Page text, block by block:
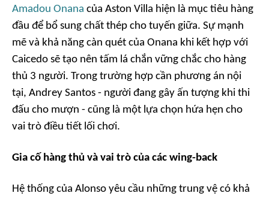
Amadou Onana của Aston Villa hiện là mục tiêu hàng
đầu để bổ sung chất thép cho tuyến giữa. Sự mạnh
mẽ và khả năng càn quét của Onana khi kết hợp với
Caicedo sẽ tạo nên tấm lá chắn vững chắc cho hàng
thủ 3 người. Trong trường hợp cần phương án nội
tại, Andrey Santos - người đang gây ấn tượng khi thi
đấu cho mượn - cũng là một lựa chọn hứa hẹn cho
vai trò điều tiết lối chơi.
Gia cố hàng thủ và vai trò của các wing-back
Hệ thống của Alonso yêu cầu những trung vệ có khả